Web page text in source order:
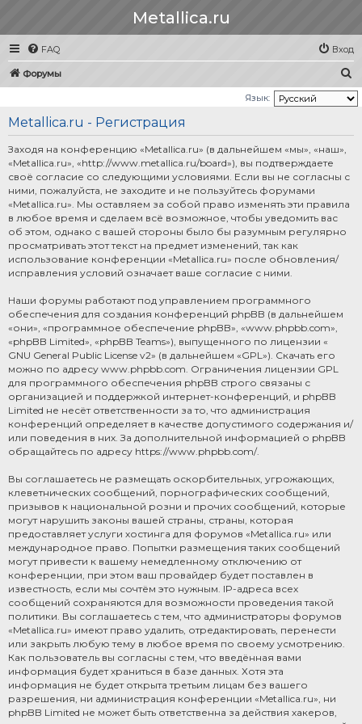
Metallica.ru
FAQ Вход
Форумы
о
Язык:
Metallica.ru - Регистрация
Заходя на конференцию «Metallica.ru» (в дальнейшем «мы», «наш»,
«Metallica.ru», «http://www.metallica.ru/board»), вы подтверждаете
своё согласие со следующими условиями. Если вы не согласны с
ними, пожалуйста, не заходите и не пользуйтесь форумами
«Metallica.ru». Мы оставляем за собой право изменять эти правила
в любое время и сделаем всё возможное, чтобы уведомить вас
об этом, однако с вашей стороны было бы разумным регулярно
просматривать этот текст на предмет изменений, так как
использование конференции «Metallica.ru» после обновления/
исправления условий означает ваше согласие с ними.
Наши форумы работают под управлением программного
обеспечения для создания конференций phpBB (в дальнейшем
«они», «программное обеспечение phpBB», «www.phpbb.com»,
«phpBB Limited», «phpBB Teams»), выпущенного по лицензии «
GNU General Public License v2» (в дальнейшем «GPL»). Скачать его
можно по адресу www.phpbb.com. Ограничения лицензии GPL
для программного обеспечения phpBB строго связаны с
организацией и поддержкой интернет-конференций, и phpBB
Limited не несёт ответственности за то, что администрация
конференций определяет в качестве допустимого содержания и/
или поведения в них. За дополнительной информацией о phpBB
обращайтесь по адресу https://www.phpbb.com/.
Вы соглашаетесь не размещать оскорбительных, угрожающих,
клеветнических сообщений, порнографических сообщений,
призывов к национальной розни и прочих сообщений, которые
могут нарушить законы вашей страны, страны, которая
предоставляет услуги хостинга для форумов «Metallica.ru» или
международное право. Попытки размещения таких сообщений
могут привести к вашему немедленному отключению от
конференции, при этом ваш провайдер будет поставлен в
известность, если мы сочтём это нужным. IP-адреса всех
сообщений сохраняются для возможности проведения такой
политики. Вы соглашаетесь с тем, что администраторы форумов
«Metallica.ru» имеют право удалить, отредактировать, перенести
или закрыть любую тему в любое время по своему усмотрению.
Как пользователь вы согласны с тем, что введённая вами
информация будет храниться в базе данных. Хотя эта
информация не будет открыта третьим лицам без вашего
разрешения, ни администрация конференции «Metallica.ru», ни
phpBB Limited не может быть ответственна за действия хакеров,